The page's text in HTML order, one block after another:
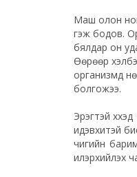
Маш олон ном
гэж бодов.
бялдар он
Ѳѳрѳѳр
организмд
болгожээ.
Эрэгтэй
идэвхитэй
чигийн
илэрхийлэх